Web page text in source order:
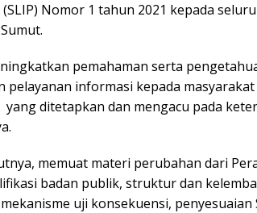
Nomor 1 tahun 2021 kepada
pemahaman serta
pelayanan informasi kepada
ditetapkan dan mengacu pada
memuat materi perubahan dari
badan publik, struktur dan
uji konsekuensi, penyesuaian